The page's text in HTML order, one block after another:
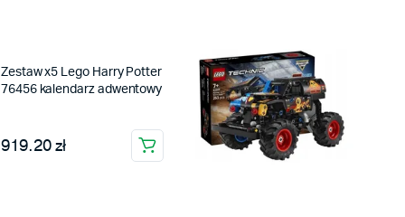
Zestaw x5 Lego Harry Potter
76456 kalendarz adwentowy
919.20 zł